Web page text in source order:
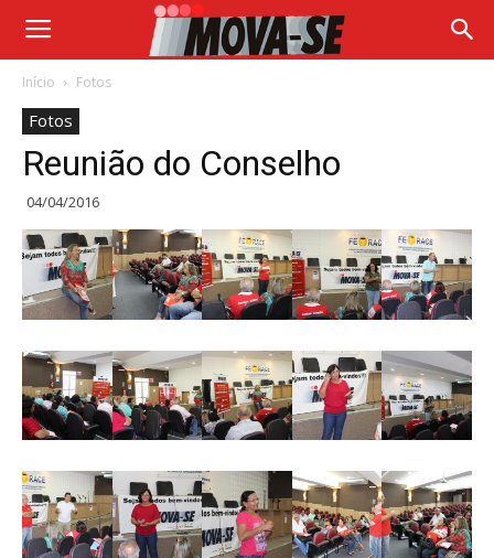
Início Fotos
Fotos
Reunião do Conselho
04/04/2016